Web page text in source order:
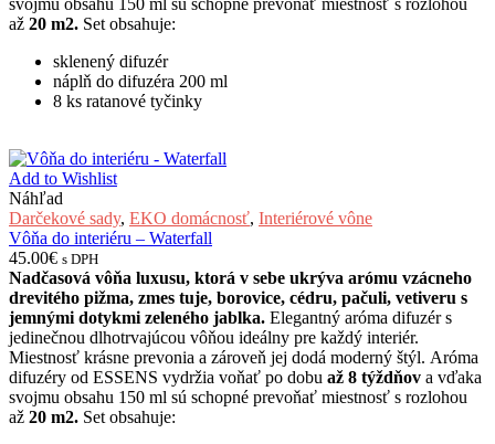
svojmu obsahu 150 ml sú schopné prevoňať miestnosť s rozlohou
až 20 m2. Set obsahuje:
sklenený difuzér
náplň do difuzéra 200 ml
8 ks ratanové tyčinky
Add to Wishlist
Náhľad
Darčekové sady, EKO domácnosť, Interiérové vône
Vôňa do interiéru – Waterfall
45.00€ s DPH
Nadčasová vôňa luxusu, ktorá v sebe ukrýva arómu vzácneho
drevitého pižma, zmes tuje, borovice, cédru, pačuli, vetiveru s
jemnými dotykmi zeleného jablka. Elegantný aróma difuzér s
jedinečnou dlhotrvajúcou vôňou ideálny pre každý interiér.
Miestnosť krásne prevonia a zároveň jej dodá moderný štýl. Aróma
difuzéry od ESSENS vydržia voňať po dobu až 8 týždňov a vďaka
svojmu obsahu 150 ml sú schopné prevoňať miestnosť s rozlohou
až 20 m2. Set obsahuje: